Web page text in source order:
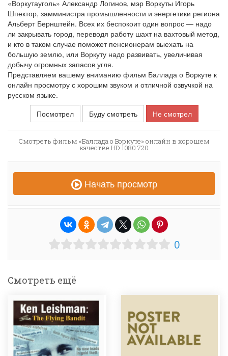
«Воркутауголь» Александр Логинов, мэр Воркуты Игорь
Шпектор, замминистра промышленности и энергетики региона
Альберт Бернштейн. Всех их беспокоит один вопрос — надо
ли закрывать город, переводя работу шахт на вахтовый метод,
и кто в таком случае поможет пенсионерам выехать на
большую землю, или Воркуту надо развивать, увеличивая
добычу огромных запасов угля.
Представляем вашему вниманию фильм Баллада о Воркуте к
онлайн просмотру с хорошим звуком и отличной озвучкой на
русском языке.
Посмотрел
Буду смотреть Не смотрел
Смотреть фильм «Баллада о Воркуте» онлайн в хорошем
качестве HD 1080 720
Начать просмотр
0
Смотреть ещё